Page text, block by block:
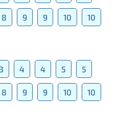
8 9 9 10
10
3 4 4 5 5
8 9 9 10 10